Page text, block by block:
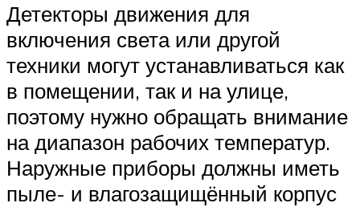
Детекторы движения для
включения света или другой
техники могут устанавливаться как
в помещении, так и на улице,
поэтому нужно обращать внимание
на диапазон рабочих температур.
Наружные приборы должны иметь
пыле- и влагозащищённый корпус